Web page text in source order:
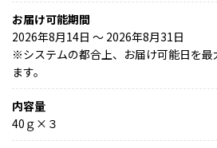
お届け可能期間
2026年8月14日 ～ 2026年8月31日
※システムの都合上、お届け可能日を
ます。
内容量
40ｇ×３